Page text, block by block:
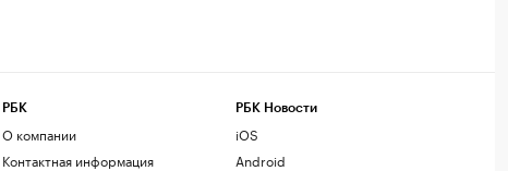
РБК
О компании
Контактная информация
РБК Новости
iOS
Android